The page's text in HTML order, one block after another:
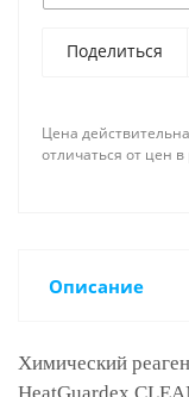
Поделиться
Цена
отличаться от цен
Описание
Химический